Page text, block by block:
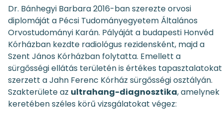
Dr. Bánhegyi Barbara 2016-ban szerezte orvosi
diplomáját a Pécsi Tudományegyetem Általános
Orvostudományi Karán. Pályáját a budapesti Honvéd
Kórházban kezdte radiológus rezidensként, majd a
Szent János Kórházban folytatta. Emellett a
sürgősségi ellátás területén is értékes tapasztalatokat
szerzett a Jahn Ferenc Kórház sürgősségi osztályán.
Szakterülete az ultrahang-diagnosztika, amelynek
keretében széles körű vizsgálatokat végez: